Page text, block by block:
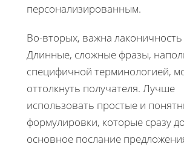
персонализированным.
Во-вторых, важна лаконичность
Длинные, сложные фразы,
специфичной терминологией,
оттолкнуть получателя. Лучше
использовать простые и
формулировки, которые сразу
основное послание